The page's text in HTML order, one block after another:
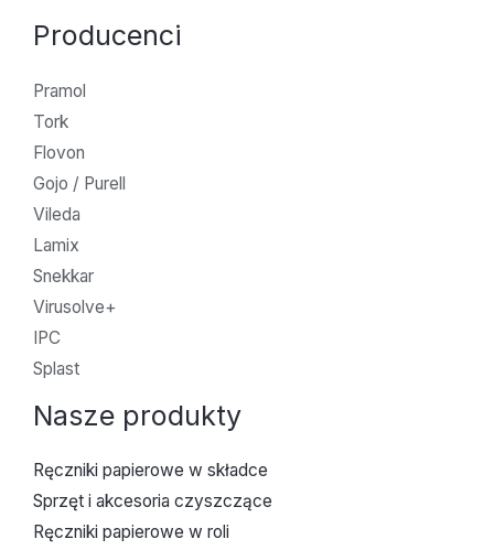
Producenci
Pramol
Tork
Flovon
Gojo / Purell
Vileda
Lamix
Snekkar
Virusolve+
IPC
Splast
Nasze produkty
Ręczniki papierowe w składce
Sprzęt i akcesoria czyszczące
Ręczniki papierowe w roli